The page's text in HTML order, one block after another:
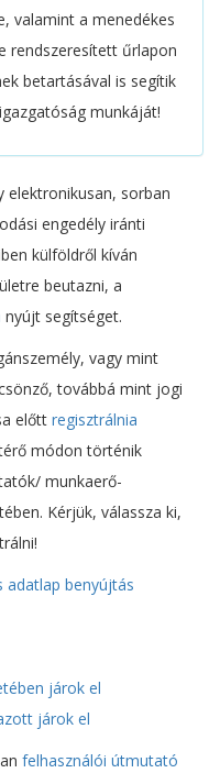
valamint a menedékes
rendszeresített űrlapon
betartásával is segítik
munkáját!
elektronikusan, sorban
engedély iránti
külföldről kíván
beutazni, a
nyújt segítséget.
vagy mint
továbbá mint jogi
előtt regisztrálnia
módon történik
munkaerő-
Kérjük, válassza ki,
adatlap benyújtás
járok el
járok el
felhasználói útmutató